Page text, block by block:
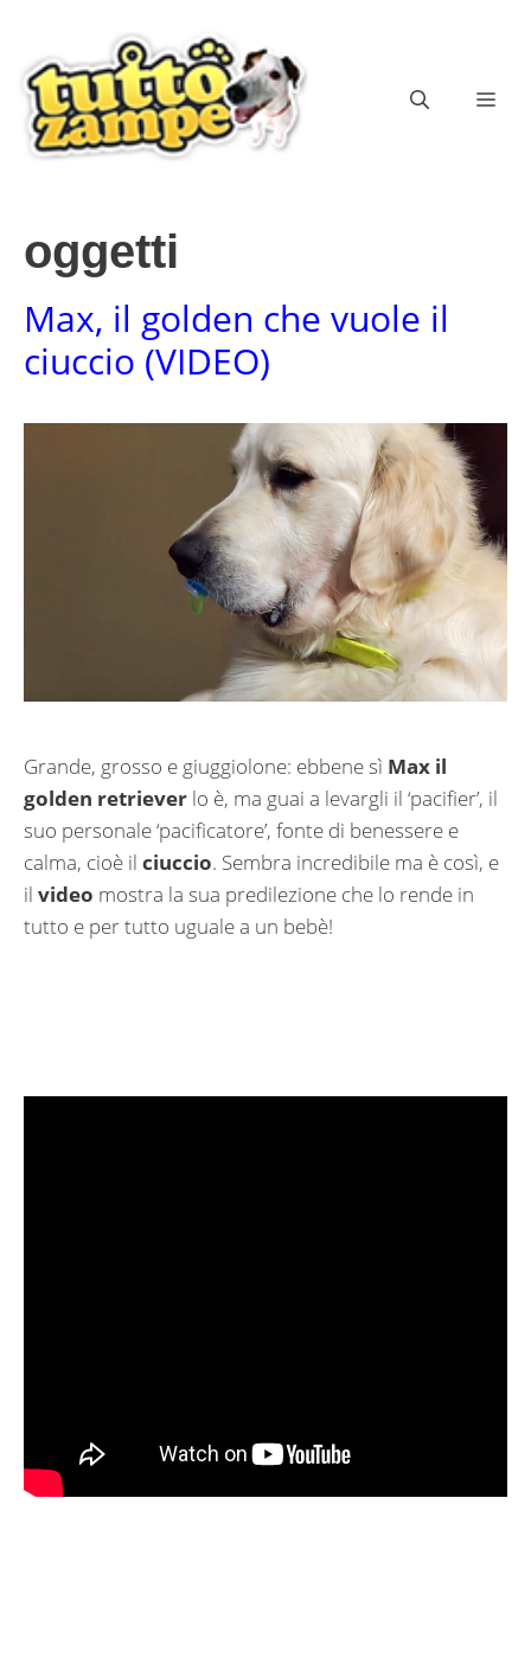
contenuto
oggetti
Max, il golden che vuole il
ciuccio (VIDEO)
Grande, grosso e giuggiolone: ebbene sì Max il
golden retriever lo è, ma guai a levargli il ‘pacifier’, il
suo personale ‘pacificatore’, fonte di benessere e
calma, cioè il ciuccio. Sembra incredibile ma è così, e
il video mostra la sua predilezione che lo rende in
tutto e per tutto uguale a un bebè!